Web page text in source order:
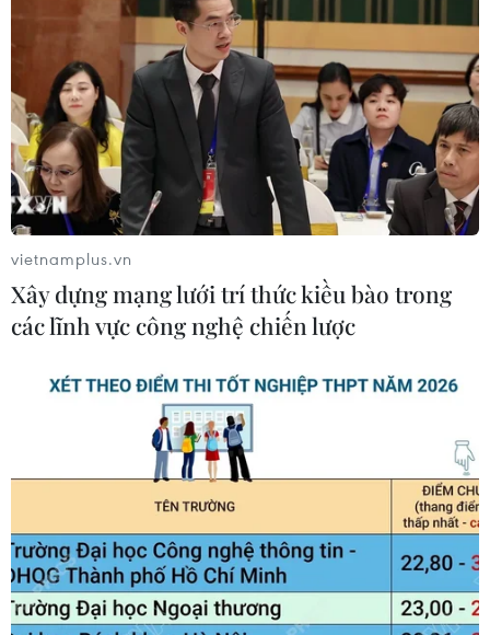
Những nhân chứng có mặt tại hiện trường cho
hay, vào khoảng 9 giờ sáng, họ bất ngờ phát hiện
cột khói cao hàng chục mét bốc lên từ một khu
kho xưởng nằm trong Khu Công nghiệp.
Khói cuồn cuộn bốc lên tại đám cháy. (Ảnh: Sơn
Bách/Vietnam+)
Ngày 11/8, một đám cháy dữ dội đã bất ngờ
bùng phát và hiện đang bốc lên dữ dội tại Khu
Công nghiệp Sài Đồng, gần siêu thị Aeon Mall
vietnamplus.vn
Xây dựng mạng lưới trí thức kiều bào trong
các lĩnh vực công nghệ chiến lược